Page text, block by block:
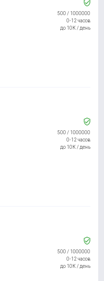
500 / 1000000
0-12 часов
до 10К / день
500 / 1000000
0-12 часов
до 10К / день
500 / 1000000
0-12 часов
до 10К / день